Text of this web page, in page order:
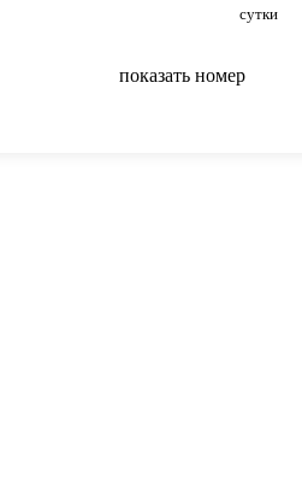
сутки
показать номер